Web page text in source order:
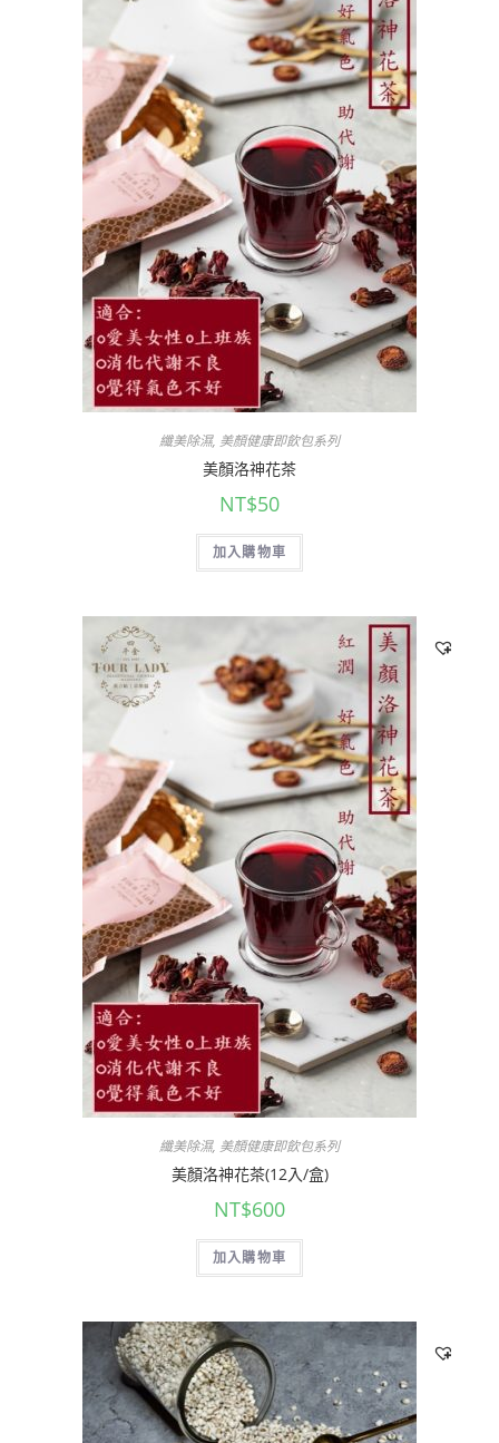
纖美除濕, 美顏健康即飲包系列
美顏洛神花茶
NT$50
加入購物車
纖美除濕, 美顏健康即飲包系列
美顏洛神花茶(12入/盒)
NT$600
加入購物車